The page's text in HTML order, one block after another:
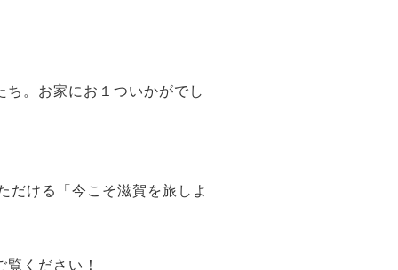
。お家にお１ついかがでし
だける「今こそ滋賀を旅しよ
覧ください！